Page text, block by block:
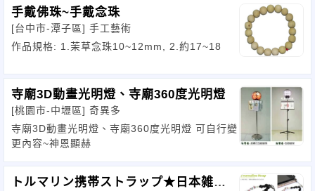
手戴佛珠~手戴念珠
[台中市-潭子區] 手工藝術
作品規格: 1.茉草念珠10~12mm, 2.約17~18
寺廟3D動畫光明燈、寺廟360度光明燈
[桃園市-中壢區] 奇異多
寺廟3D動畫光明燈、寺廟360度光明燈 可自行變
更內容~神恩顯赫
トルマリン携帯ストラップ★日本雑貨